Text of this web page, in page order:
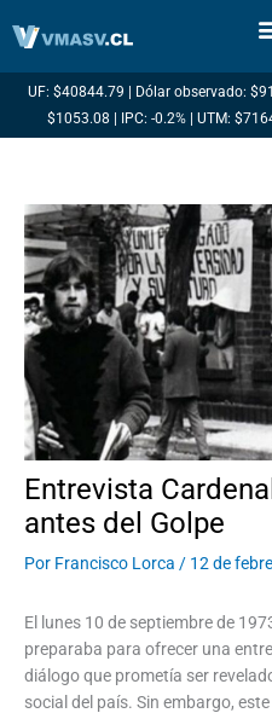
UF: $40844.79 | Dólar observado:
$1053.08 | IPC: -0.2% | UTM:
Entrevista
antes del Golpe
Por Francisco Lorca / 12 de
El lunes 10 de septiembre de
preparaba para ofrecer una
diálogo que prometía ser
social del país. Sin embargo,